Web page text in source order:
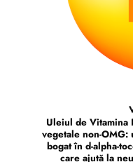
Uleiul de Vitamina
vegetale non-
bogat în d-alpha-
care ajută la